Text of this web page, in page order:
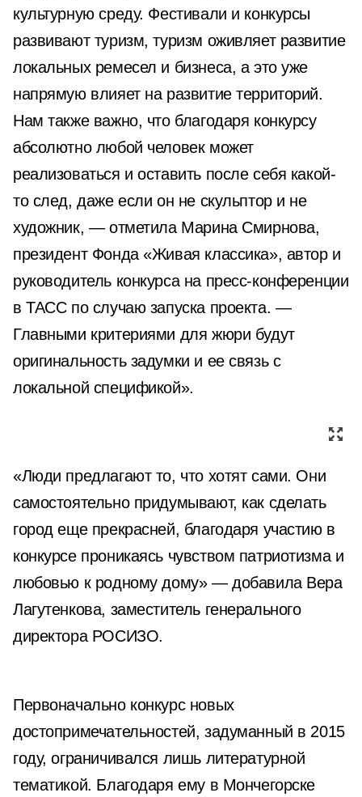
культурную среду. Фестивали и конкурсы
развивают туризм, туризм оживляет развитие
локальных ремесел и бизнеса, а это уже
напрямую влияет на развитие территорий.
Нам также важно, что благодаря конкурсу
абсолютно любой человек может
реализоваться и оставить после себя какой-
то след, даже если он не скульптор и не
художник, — отметила Марина Смирнова,
президент Фонда «Живая классика», автор и
руководитель конкурса на пресс-конференции
в ТАСС по случаю запуска проекта. —
Главными критериями для жюри будут
оригинальность задумки и ее связь с
локальной спецификой».
«Люди предлагают то, что хотят сами. Они
самостоятельно придумывают, как сделать
город еще прекрасней, благодаря участию в
конкурсе проникаясь чувством патриотизма и
любовью к родному дому» — добавила Вера
Лагутенкова, заместитель генерального
директора РОСИЗО.
Первоначально конкурс новых
достопримечательностей, задуманный в 2015
году, ограничивался лишь литературной
тематикой. Благодаря ему в Мончегорске